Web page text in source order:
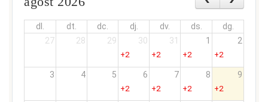
dl. dt. dc. dj. dv. ds.
dg.
27
28 29 30 31 1 2
+2 +2 +2 +2
3 4 5 6 7 8 9
+2 +2 +2 +2